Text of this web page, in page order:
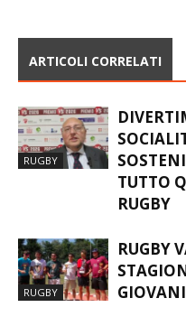
ARTICOLI CORRELATI
RUGBY
TUTTO
RUGBY
RUGBY
RUGBY